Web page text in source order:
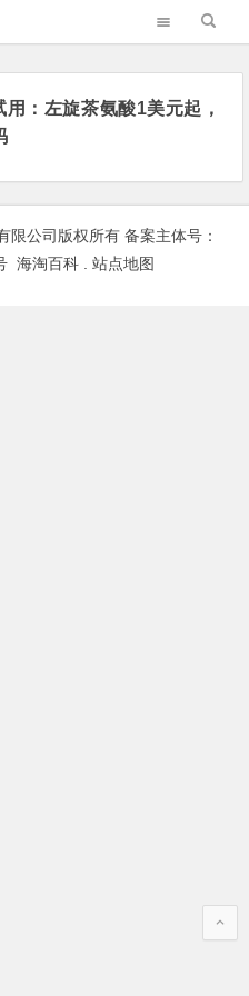
：左旋茶氨酸1美元起，
公司版权所有 备案主体号：
海淘百科. 站点地图